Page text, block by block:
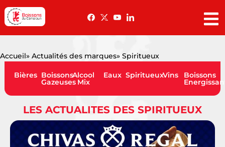
Accueil» Actualités des marques» Spiritueux
Bières Boissons
Gazeuses
Alcool
Mix
Eaux SpiritueuxVins Boissons
LES ACTUALITES DES SPIRITUEUX